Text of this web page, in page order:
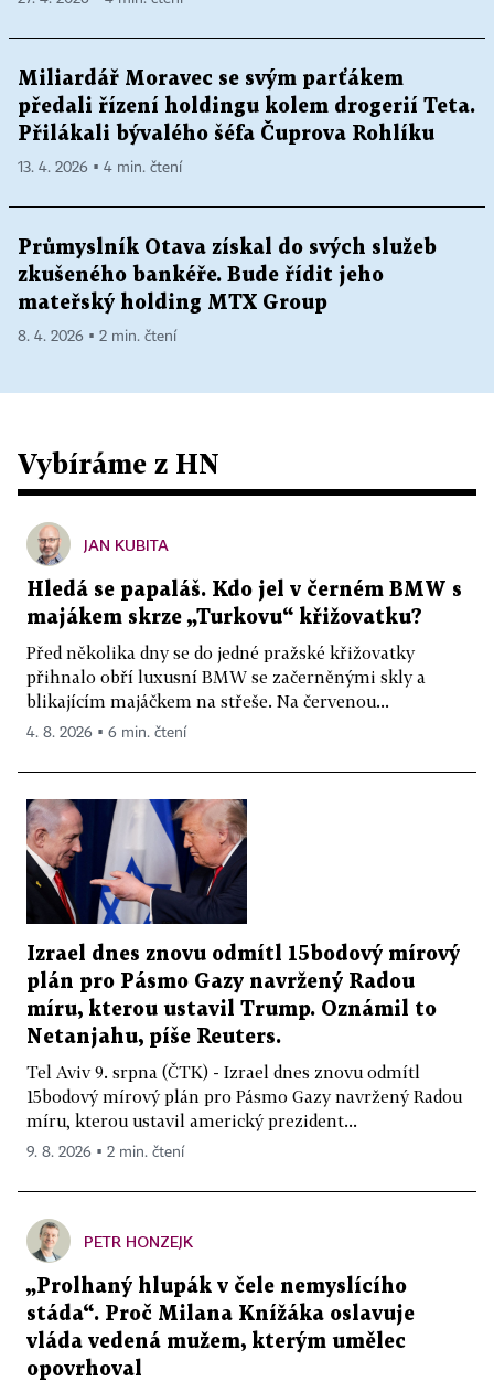
Miliardář Moravec se svým parťákem
předali řízení holdingu kolem drogerií Teta.
Přilákali bývalého šéfa Čuprova Rohlíku
13. 4. 2026 ▪ 4 min. čtení
Průmyslník Otava získal do svých služeb
zkušeného bankéře. Bude řídit jeho
mateřský holding MTX Group
8. 4. 2026 ▪ 2 min. čtení
Vybíráme z HN
JAN KUBITA
Hledá se papaláš. Kdo jel v černém BMW s
majákem skrze „Turkovu“ křižovatku?
Před několika dny se do jedné pražské křižovatky
přihnalo obří luxusní BMW se začerněnými skly a
blikajícím majáčkem na střeše. Na červenou...
4. 8. 2026 ▪ 6 min. čtení
Izrael dnes znovu odmítl 15bodový mírový
plán pro Pásmo Gazy navržený Radou
míru, kterou ustavil Trump. Oznámil to
Netanjahu, píše Reuters.
Tel Aviv 9. srpna (ČTK) - Izrael dnes znovu odmítl
15bodový mírový plán pro Pásmo Gazy navržený Radou
míru, kterou ustavil americký prezident...
9. 8. 2026 ▪ 2 min. čtení
PETR HONZEJK
„Prolhaný hlupák v čele nemyslícího
stáda“. Proč Milana Knížáka oslavuje
vláda vedená mužem, kterým umělec
opovrhoval